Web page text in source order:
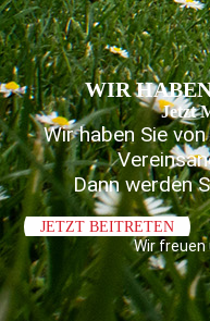
WIR
Jetzt
Wir haben Sie
Dann werden
JETZT BEITRETEN
Wir freuen